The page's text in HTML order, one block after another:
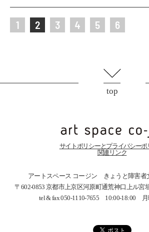
1 2 3 4 5 6
top
サイトポリシーとプライバシーポ
関連リンク
アートスペース コージン きょうと障害者
〒602-0853 京都市上京区河原町通荒神口上ル宮
tel & fax 050-1110-7655 10:00-18:00